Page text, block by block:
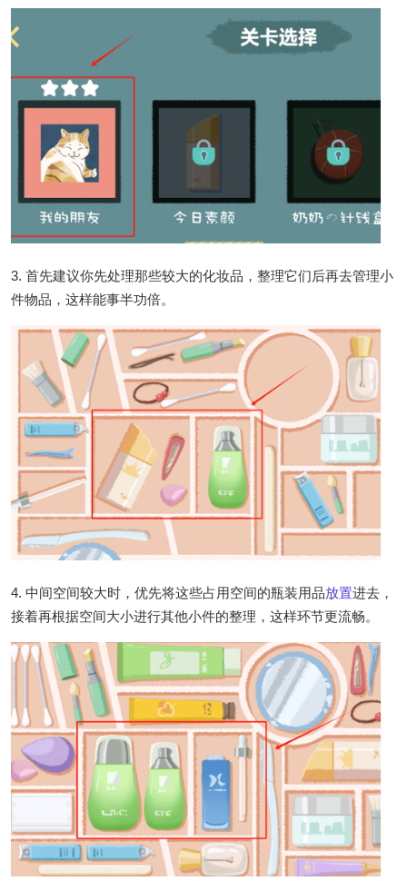
3. 首先建议你先处理那些较大的化妆品，整理它们后再去管理小
件物品，这样能事半功倍。
4. 中间空间较大时，优先将这些占用空间的瓶装用品放置进去，
接着再根据空间大小进行其他小件的整理，这样环节更流畅。